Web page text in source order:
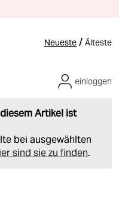
Neueste / Älteste
Artikel ist
bei ausgewählten
sind sie zu finden.
einloggen